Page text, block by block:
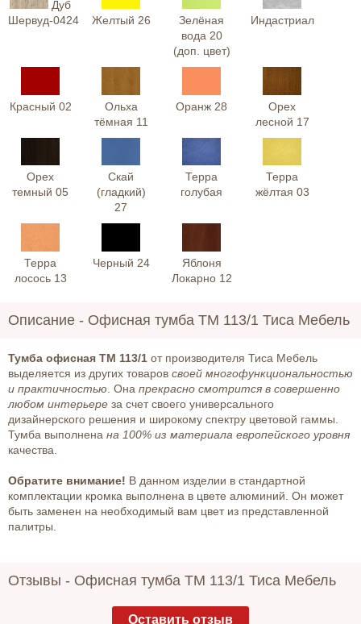
Дуб
Шервуд-0424
Желтый 26
Зелёная
вода 20
(доп. цвет)
Индастриал
Красный 02
Ольха
тёмная 11
Оранж 28
Орех
лесной 17
Орех
темный 05
Скай
(гладкий)
27
Терра
голубая
Терра
жёлтая 03
Терра
лосось 13
Черный 24
Яблоня
Локарно 12
Описание - Офисная тумба ТМ 113/1 Тиса Мебель
Тумба офисная ТМ 113/1 от производителя Тиса Мебель
выделяется из других товаров своей многофункциональностью
и практичностью. Она прекрасно смотрится в совершенно
любом интерьере за счет своего универсального
дизайнерского решения и широкому спектру цветовой гаммы.
Тумба выполнена на 100% из материала европейского уровня
качества.
Обратите внимание! В данном изделии в стандартной
комплектации кромка выполнена в цвете алюминий. Он может
быть заменен на необходимый вам цвет из представленной
палитры.
Отзывы - Офисная тумба ТМ 113/1 Тиса Мебель
Оставить отзыв